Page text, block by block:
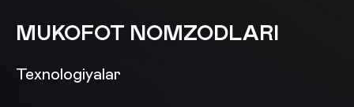
MUKOFOT NOMZODLARI
Texnologiyalar